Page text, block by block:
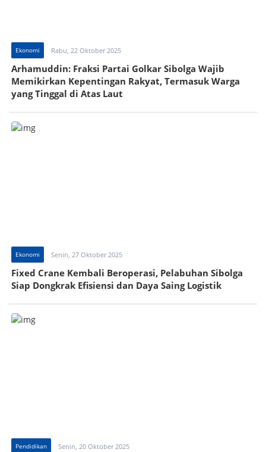
Ekonomi Rabu, 22 Oktober 2025
Arhamuddin: Fraksi Partai Golkar Sibolga Wajib
Memikirkan Kepentingan Rakyat, Termasuk Warga
yang Tinggal di Atas Laut
Ekonomi Senin, 27 Oktober 2025
Fixed Crane Kembali Beroperasi, Pelabuhan Sibolga
Siap Dongkrak Efisiensi dan Daya Saing Logistik
Pendidikan Senin, 20 Oktober 2025